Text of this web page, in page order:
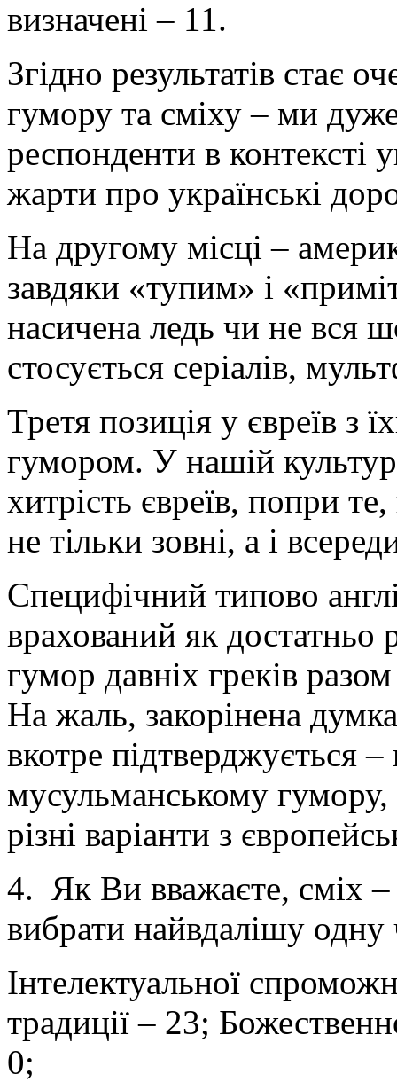
визначені – 11.
Згідно результатів стає
гумору та сміху – ми
респонденти в контексті
жарти про українські
На другому місці –
завдяки «тупим» і
насичена ледь чи не вся
стосується серіалів,
Третя позиція у євреїв з
гумором. У нашій
хитрість євреїв, попри
не тільки зовні, а і
Специфічний типово
врахований як достатньо
гумор давніх греків
На жаль, закорінена
вкотре підтверджується –
мусульманському
різні варіанти з
4. Як Ви вважаєте, сміх
вибрати найвдалішу одну
Інтелектуальної
традиції – 23;
0;